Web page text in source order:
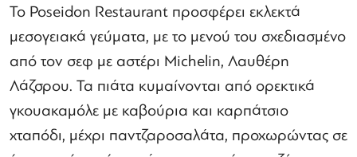
Το Poseidon Restaurant προσφέρει εκλεκτά
μεσογειακά γεύματα, με το μενού του σχεδιασμένο
από τον σεφ με αστέρι Michelin, Λαυθέρη
Λάζσρου. Τα πιάτα κυμαίνονται από ορεκτικά
γκουακαμόλε με καβούρια και καρπάτσιο
χταπόδι, μέχρι παντζαροσαλάτα, προχωρώντας σε